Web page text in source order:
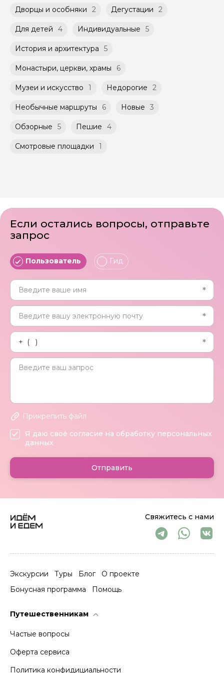
указанной на странице самого тура и
Агрегатором дополнительного соглашения
к Оферте Сервиса.
Способы оплаты на сайте: Картой
российского банка можно оплатить любую
экскурсию.
быть незнакомые для Вас люди.
Мини-группы проводятся на тех же
условиях, что и групповые, но с количество
не более 10 человек)
Дворцы и особняки 2 Дегустации 2
Для детей 4 Индивидуальные 5
История и архитектура 5
Монастыри, церкви, храмы 6
Музеи и искусство 1 Недорогие 2
Необычные маршруты 6 Новые 3
Обзорные 5 Пешие 4
Смотровые площадки 1
Свяжитесь с нами
Экскурсии Туры Блог
О проекте
Бонусная программа
Помощь
Путешественникам
Частые вопросы
Оферта сервиса
Политика конфидициальности
Если остались вопросы, отправьте
запрос
Пользователь Гид
Прикрепить файл
Я даю своё согласие на обработку персональных
данных
Отправить